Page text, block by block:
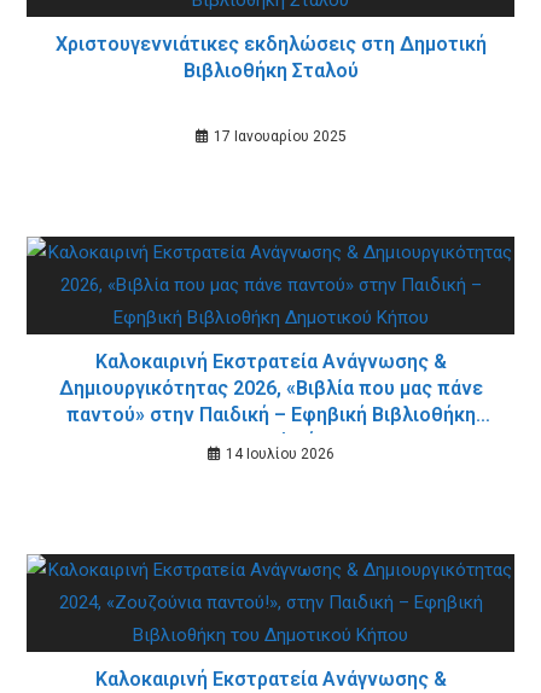
Χριστουγεννιάτικες εκδηλώσεις στη Δημοτική
Βιβλιοθήκη Σταλού
17 Ιανουαρίου 2025
Καλοκαιρινή Εκστρατεία Ανάγνωσης &
Δημιουργικότητας 2026, «Βιβλία που μας πάνε
παντού» στην Παιδική – Εφηβική Βιβλιοθήκη
Δημοτικού Κήπου
14 Ιουλίου 2026
Καλοκαιρινή Εκστρατεία Ανάγνωσης &